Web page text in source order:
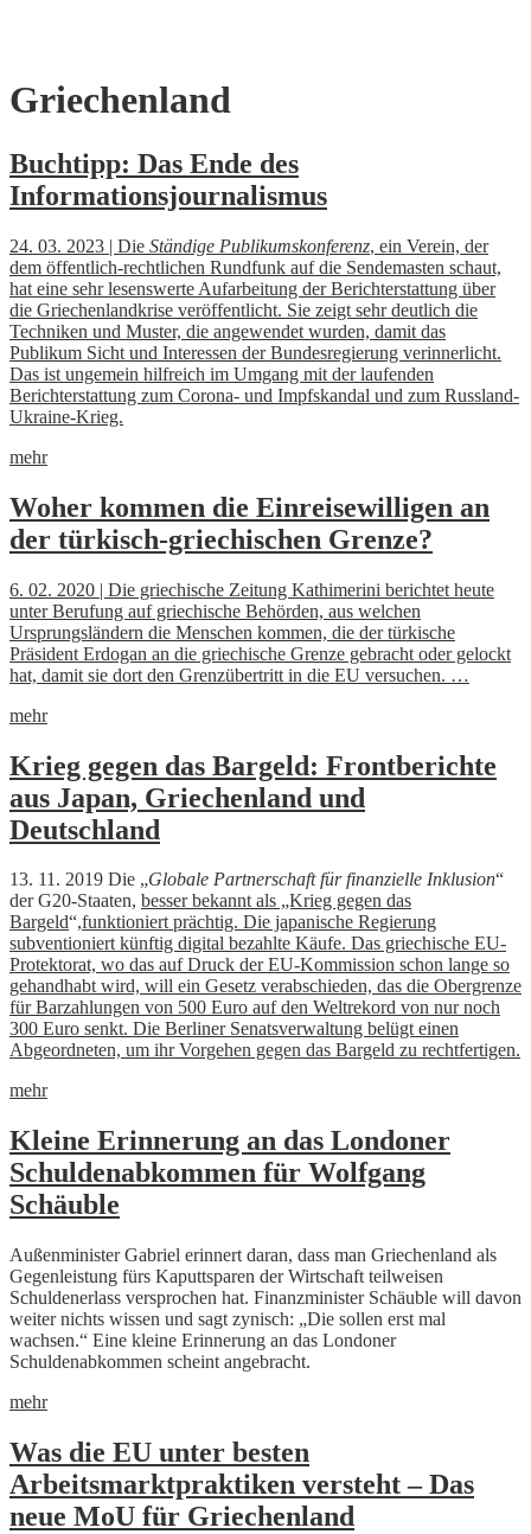
Skip
to
Griechenland
Buchtipp: Das Ende des
Informationsjournalismus
24. 03. 2023 | Die Ständige Publikumskonferenz, ein Verein, der
dem öffentlich-rechtlichen Rundfunk auf die Sendemasten schaut,
hat eine sehr lesenswerte Aufarbeitung der Berichterstattung über
die Griechenlandkrise veröffentlicht. Sie zeigt sehr deutlich die
Techniken und Muster, die angewendet wurden, damit das
Publikum Sicht und Interessen der Bundesregierung verinnerlicht.
Das ist ungemein hilfreich im Umgang mit der laufenden
Berichterstattung zum Corona- und Impfskandal und zum Russland-
Ukraine-Krieg.
mehr
Woher kommen die Einreisewilligen an
der türkisch-griechischen Grenze?
6. 02. 2020 | Die griechische Zeitung Kathimerini berichtet heute
unter Berufung auf griechische Behörden, aus welchen
Ursprungsländern die Menschen kommen, die der türkische
Präsident Erdogan an die griechische Grenze gebracht oder gelockt
hat, damit sie dort den Grenzübertritt in die EU versuchen. …
mehr
Krieg gegen das Bargeld: Frontberichte
aus Japan, Griechenland und
Deutschland
13. 11. 2019 Die „Globale Partnerschaft für finanzielle Inklusion“
der G20-Staaten, besser bekannt als „Krieg gegen das
Bargeld“,funktioniert prächtig. Die japanische Regierung
subventioniert künftig digital bezahlte Käufe. Das griechische EU-
Protektorat, wo das auf Druck der EU-Kommission schon lange so
gehandhabt wird, will ein Gesetz verabschieden, das die Obergrenze
für Barzahlungen von 500 Euro auf den Weltrekord von nur noch
300 Euro senkt. Die Berliner Senatsverwaltung belügt einen
Abgeordneten, um ihr Vorgehen gegen das Bargeld zu rechtfertigen.
mehr
Kleine Erinnerung an das Londoner
Schuldenabkommen für Wolfgang
Schäuble
Außenminister Gabriel erinnert daran, dass man Griechenland als
Gegenleistung fürs Kaputtsparen der Wirtschaft teilweisen
Schuldenerlass versprochen hat. Finanzminister Schäuble will davon
weiter nichts wissen und sagt zynisch: „Die sollen erst mal
wachsen.“ Eine kleine Erinnerung an das Londoner
Schuldenabkommen scheint angebracht.
mehr
Was die EU unter besten
Arbeitsmarktpraktiken versteht – Das
neue MoU für Griechenland